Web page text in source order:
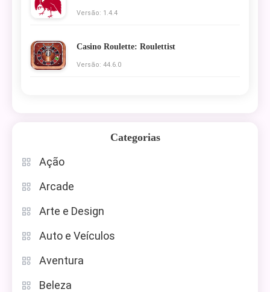
Versão: 1.4.4
Casino Roulette: Roulettist
Versão: 44.6.0
Categorias
Ação
Arcade
Arte e Design
Auto e Veículos
Aventura
Beleza